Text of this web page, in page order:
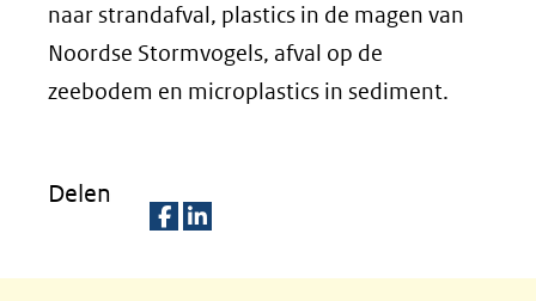
naar strandafval, plastics in de magen van
Noordse Stormvogels, afval op de
zeebodem en microplastics in sediment.
Delen